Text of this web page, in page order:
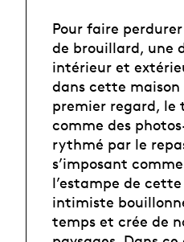
Pour faire
de brouillard, une
intérieur et
dans cette
premier regard, le
comme des
rythmé par le
s’imposant
l’estampe de
intimiste
temps et crée de